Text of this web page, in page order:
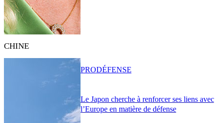
CHINE
Le Japon cherche à renforcer ses liens avec
l’Europe en matière de défense
PRODÉFENSE